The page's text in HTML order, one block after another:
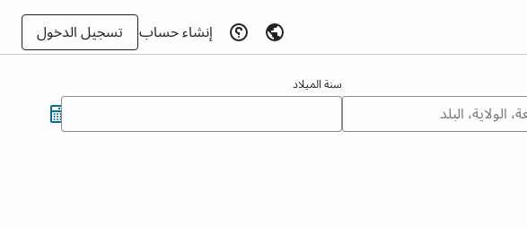
إنشاء حساب تسجيل الدخول
سنة الميلاد